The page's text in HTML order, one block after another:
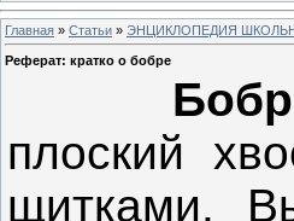
Главная » Статьи » ЭНЦИКЛОПЕДИЯ
Реферат: кратко о бобре
Бобр
плоский
щитками.